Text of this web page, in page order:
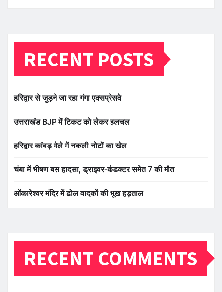
RECENT POSTS
हरिद्वार से जुड़ने जा रहा गंगा एक्सप्रेसवे
उत्तराखंड BJP में टिकट को लेकर हलचल
हरिद्वार कांवड़ मेले में नकली नोटों का खेल
चंबा में भीषण बस हादसा, ड्राइवर-कंडक्टर समेत 7 की मौत
ओंकारेश्वर मंदिर में ढोल वादकों की भूख हड़ताल
RECENT COMMENTS